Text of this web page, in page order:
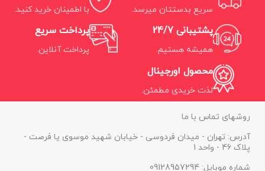
سریع بدستتان میرسد. با اطمینان خرید کنید.
پشتیبانی 24/7
همیشه هستیم.
پرداخت سریع
پرداخت آنلاین.
محصول اورجینال
لذت خریدی مطمئن.
روشهای تماس با ما
آدرس: تهران - میدان فردوسی - خیابان شهید موسوی یا فرصت -
پلاک 46 - واحد 1
شماره موبایل: 09128957294